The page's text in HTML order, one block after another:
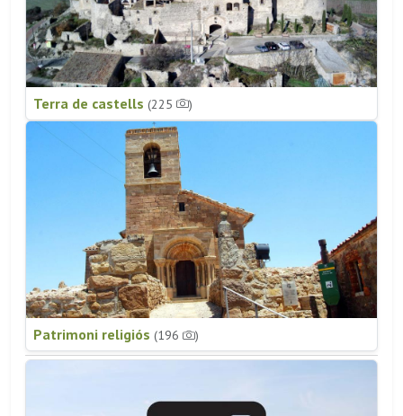
Terra de castells (225 )
Patrimoni religiós (196 )